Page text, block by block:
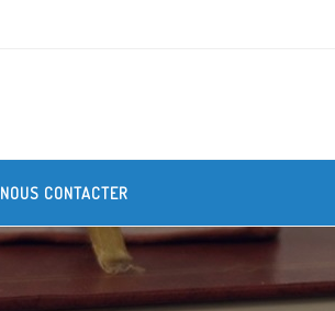
NOUS CONTACTER